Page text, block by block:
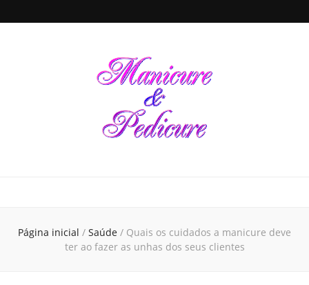
Página inicial / Saúde / Quais os cuidados a manicure deve
ter ao fazer as unhas dos seus clientes